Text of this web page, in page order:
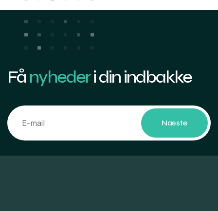
Fånyhederi din indbakke
Næste